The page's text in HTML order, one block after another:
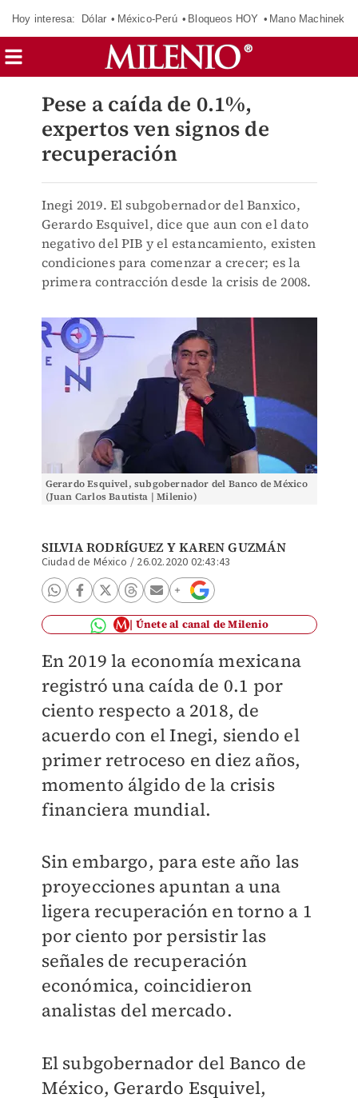
Hoy interesa: Dólar México-Perú Bloqueos HOY Mano Machinek
Pese a caída de 0.1%,
expertos ven signos de
recuperación
Inegi 2019. El subgobernador del Banxico,
Gerardo Esquivel, dice que aun con el dato
negativo del PIB y el estancamiento, existen
condiciones para comenzar a crecer; es la
primera contracción desde la crisis de 2008.
Gerardo Esquivel, subgobernador del Banco de México
(Juan Carlos Bautista | Milenio)
SILVIA RODRÍGUEZ Y KAREN GUZMÁN
Ciudad de México / 26.02.2020 02:43:43
Únete al canal de Milenio
En 2019 la economía mexicana
registró una caída de 0.1 por
ciento respecto a 2018, de
acuerdo con el Inegi, siendo el
primer retroceso en diez años,
momento álgido de la crisis
financiera mundial.
Sin embargo, para este año las
proyecciones apuntan a una
ligera recuperación en torno a 1
por ciento por persistir las
señales de recuperación
económica, coincidieron
analistas del mercado.
El subgobernador del Banco de
México, Gerardo Esquivel,